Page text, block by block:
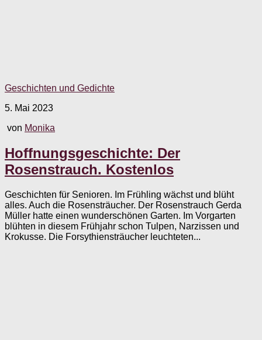
Geschichten und Gedichte
5. Mai 2023
von Monika
Hoffnungsgeschichte: Der
Rosenstrauch. Kostenlos
Geschichten für Senioren. Im Frühling wächst und blüht
alles. Auch die Rosensträucher. Der Rosenstrauch Gerda
Müller hatte einen wunderschönen Garten. Im Vorgarten
blühten in diesem Frühjahr schon Tulpen, Narzissen und
Krokusse. Die Forsythiensträucher leuchteten...